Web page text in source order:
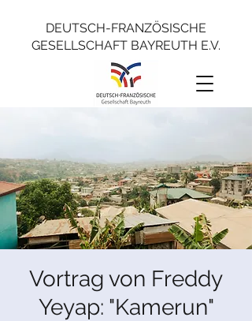
DEUTSCH-FRANZÖSISCHE
GESELLSCHAFT BAYREUTH E.V.
Vortrag von Freddy
Yeyap: "Kamerun"